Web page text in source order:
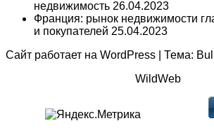
недвижимость 26.04.2023
Франция: рынок недвижимости
и покупателей 25.04.2023
Сайт работает на WordPress Тема:
WildWeb